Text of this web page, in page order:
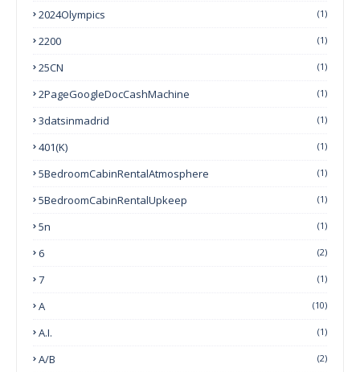
2024Olympics (1)
2200 (1)
25CN (1)
2PageGoogleDocCashMachine (1)
3datsinmadrid (1)
401(k) (1)
5BedroomCabinRentalAtmosphere (1)
5BedroomCabinRentalUpkeep (1)
5n (1)
6 (2)
7 (1)
A (10)
A.I. (1)
A/B (2)